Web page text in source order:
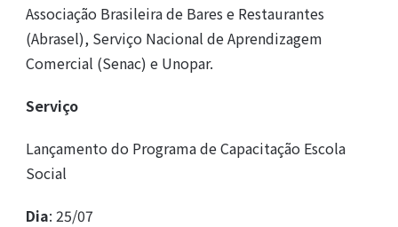
Associação Brasileira de Bares e Restaurantes
(Abrasel), Serviço Nacional de Aprendizagem
Comercial (Senac) e Unopar.
Serviço
Lançamento do Programa de Capacitação Escola
Social
Dia: 25/07